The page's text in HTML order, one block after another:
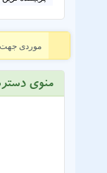
موردی
منوی